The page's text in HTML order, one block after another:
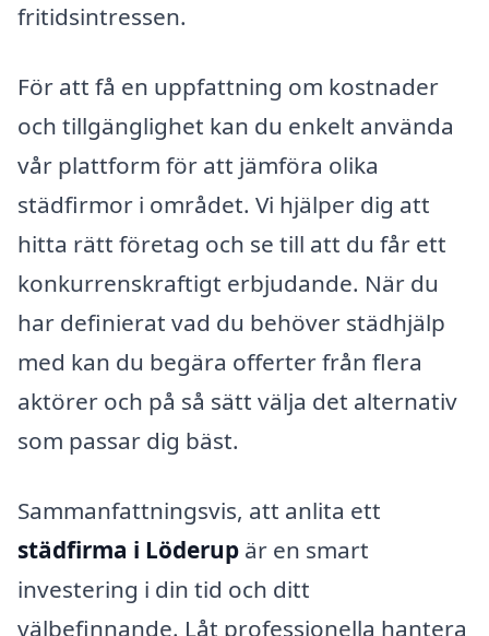
fritidsintressen.
För att få en uppfattning om kostnader
och tillgänglighet kan du enkelt använda
vår plattform för att jämföra olika
städfirmor i området. Vi hjälper dig att
hitta rätt företag och se till att du får ett
konkurrenskraftigt erbjudande. När du
har definierat vad du behöver städhjälp
med kan du begära offerter från flera
aktörer och på så sätt välja det alternativ
som passar dig bäst.
Sammanfattningsvis, att anlita ett
städfirma i Löderup är en smart
investering i din tid och ditt
välbefinnande. Låt professionella hantera